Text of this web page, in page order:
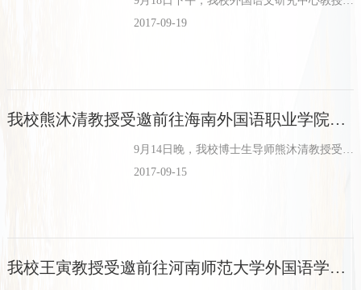
2017-09-19
我校熊沐清教授受邀前往海南外国语职业学院讲学
2017-09-15
我校王寅教授受邀前往河南师范大学外国语学院讲学